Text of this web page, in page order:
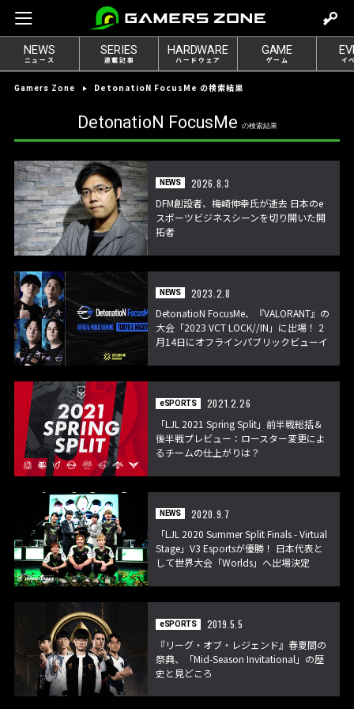
e
n
NEWS
ニュース
SERIES
連載記事
HARDWARE
ハードウェア
GAME
ゲーム イ
Gamers Zone DetonatioN FocusMe の検索結果
DetonatioN FocusMe の検索結果
NEWS
2026.8.3
DFM創設者、梅崎伸幸氏が逝去 日本のe
スポーツビジネスシーンを切り開いた開
拓者
NEWS
2023.2.8
DetonatioN FocusMe、『VALORANT』の
大会「2023 VCT LOCK//IN」に出場！ 2
月14日にオフラインパブリックビューイ
eSPORTS
2021.2.26
「LJL 2021 Spring Split」前半戦総括＆
後半戦プレビュー：ロースター変更によ
るチームの仕上がりは？
NEWS
2020.9.7
「LJL 2020 Summer Split Finals - Virtual
Stage」V3 Esportsが優勝！ 日本代表と
して世界大会「Worlds」へ出場決定
eSPORTS
2019.5.5
『リーグ・オブ・レジェンド』春夏間の
祭典、「Mid-Season Invitational」の歴
史と見どころ